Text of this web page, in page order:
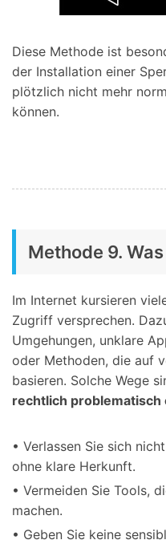
Diese Methode ist
der Installation einer
plötzlich nicht mehr
können.
Methode 9.
Im Internet kursieren
Zugriff versprechen.
Umgehungen, unklare
oder Methoden, die auf
basieren. Solche Wege
rechtlich
• Verlassen Sie sich
ohne klare Herkunft.
• Vermeiden Sie Tools,
machen.
• Geben Sie keine